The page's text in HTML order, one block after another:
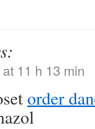
11 h 13 min
order